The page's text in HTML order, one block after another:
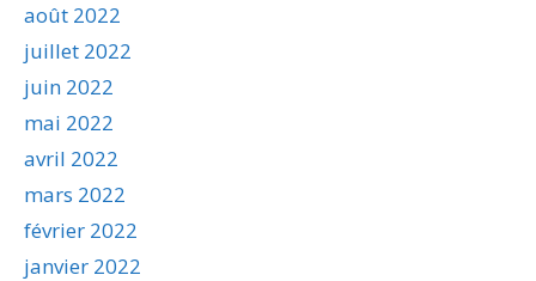
août 2022
juillet 2022
juin 2022
mai 2022
avril 2022
mars 2022
février 2022
janvier 2022